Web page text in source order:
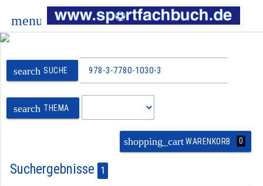
menu
search SUCHE
search THEMA
shopping_cartWARENKORB 0
Suchergebnisse 1